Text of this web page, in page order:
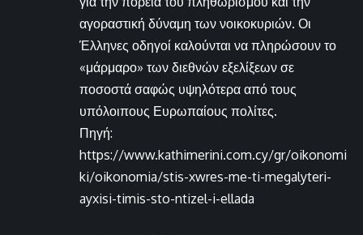
αγοραστική δύναμη των νοικοκυριών. Οι
Έλληνες οδηγοί καλούνται να πληρώσουν το
«μάρμαρο» των διεθνών εξελίξεων σε
ποσοστά σαφώς υψηλότερα από τους
υπόλοιπους Ευρωπαίους πολίτες.
Πηγή:
https://www.kathimerini.com.cy/gr/oikonomi
ki/oikonomia/stis-xwres-me-ti-megalyteri-
ayxisi-timis-sto-ntizel-i-ellada